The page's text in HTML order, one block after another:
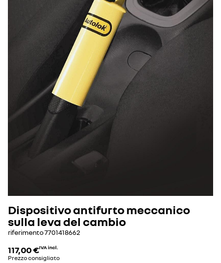
Dispositivo antifurto meccanico
sulla leva del cambio
riferimento7701418662
117,00 €IVA incl.
Prezzo consigliato